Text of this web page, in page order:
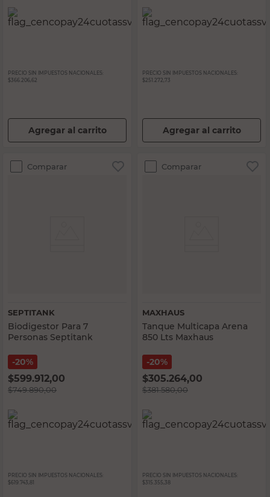
PRECIO SIN IMPUESTOS NACIONALES:
$366.206,62
Agregar al carrito
PRECIO SIN IMPUESTOS NACIONALES:
$251.272,73
Agregar al carrito
Comparar
SEPTITANK
Biodigestor Para 7
Personas Septitank
20%
$599.912,00
$749.890,00
PRECIO SIN IMPUESTOS NACIONALES:
$619.743,81
Comparar
MAXHAUS
Tanque Multicapa Arena
850 Lts Maxhaus
20%
$305.264,00
$381.580,00
PRECIO SIN IMPUESTOS NACIONALES:
$315.355,38